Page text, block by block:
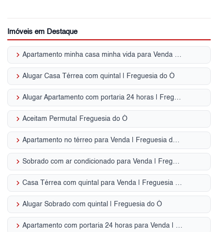
Imóveis em Destaque
keyboard_arrow_right Apartamento minha casa minha vida para Venda | Freguesia do Ó
keyboard_arrow_right Alugar Casa Térrea com quintal | Freguesia do Ó
keyboard_arrow_right Alugar Apartamento com portaria 24 horas | Freguesia do Ó
keyboard_arrow_right Aceitam Permuta| Freguesia do Ó
keyboard_arrow_right Apartamento no térreo para Venda | Freguesia do Ó
keyboard_arrow_right Sobrado com ar condicionado para Venda | Freguesia do Ó
keyboard_arrow_right Casa Térrea com quintal para Venda | Freguesia do Ó
keyboard_arrow_right Alugar Sobrado com quintal | Freguesia do Ó
keyboard_arrow_right Apartamento com portaria 24 horas para Venda | Freguesia do Ó